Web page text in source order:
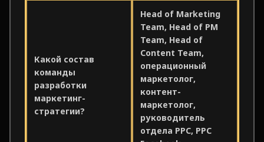
Какой состав
команды
разработки
маркетинг-
стратегии?
Head of Marketing
Team, Head of PM
Team, Head of
Content Team,
операционный
маркетолог,
контент-
маркетолог,
руководитель
отдела PPC, PPC